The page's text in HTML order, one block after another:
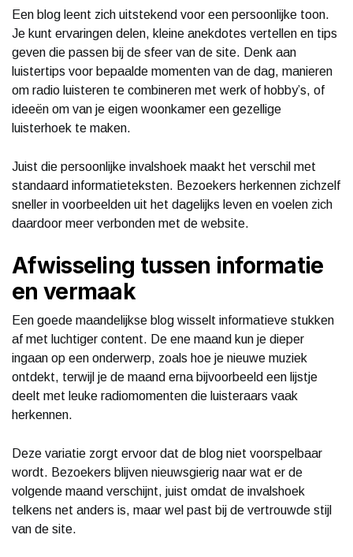
Een blog leent zich uitstekend voor een persoonlijke toon.
Je kunt ervaringen delen, kleine anekdotes vertellen en tips
geven die passen bij de sfeer van de site. Denk aan
luistertips voor bepaalde momenten van de dag, manieren
om radio luisteren te combineren met werk of hobby’s, of
ideeën om van je eigen woonkamer een gezellige
luisterhoek te maken.
Juist die persoonlijke invalshoek maakt het verschil met
standaard informatieteksten. Bezoekers herkennen zichzelf
sneller in voorbeelden uit het dagelijks leven en voelen zich
daardoor meer verbonden met de website.
Afwisseling tussen informatie
en vermaak
Een goede maandelijkse blog wisselt informatieve stukken
af met luchtiger content. De ene maand kun je dieper
ingaan op een onderwerp, zoals hoe je nieuwe muziek
ontdekt, terwijl je de maand erna bijvoorbeeld een lijstje
deelt met leuke radiomomenten die luisteraars vaak
herkennen.
Deze variatie zorgt ervoor dat de blog niet voorspelbaar
wordt. Bezoekers blijven nieuwsgierig naar wat er de
volgende maand verschijnt, juist omdat de invalshoek
telkens net anders is, maar wel past bij de vertrouwde stijl
van de site.